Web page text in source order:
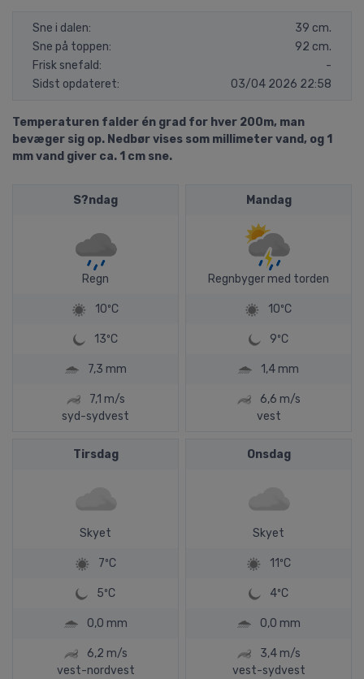
Sne i dalen:
39 cm.
Sne på toppen:
92 cm.
Frisk snefald:
-
Sidst opdateret:
03/04 2026 22:58
Temperaturen falder én grad for hver 200m, man
bevæger sig op. Nedbør vises som millimeter vand, og 1
mm vand giver ca. 1 cm sne.
S?ndag
Regn
10ºC
13ºC
7,3 mm
7,1 m/s
syd-sydvest
Mandag
Regnbyger med torden
10ºC
9ºC
1,4 mm
6,6 m/s
vest
Tirsdag
Skyet
7ºC
5ºC
0,0 mm
6,2 m/s
vest-nordvest
Onsdag
Skyet
11ºC
4ºC
0,0 mm
3,4 m/s
vest-sydvest